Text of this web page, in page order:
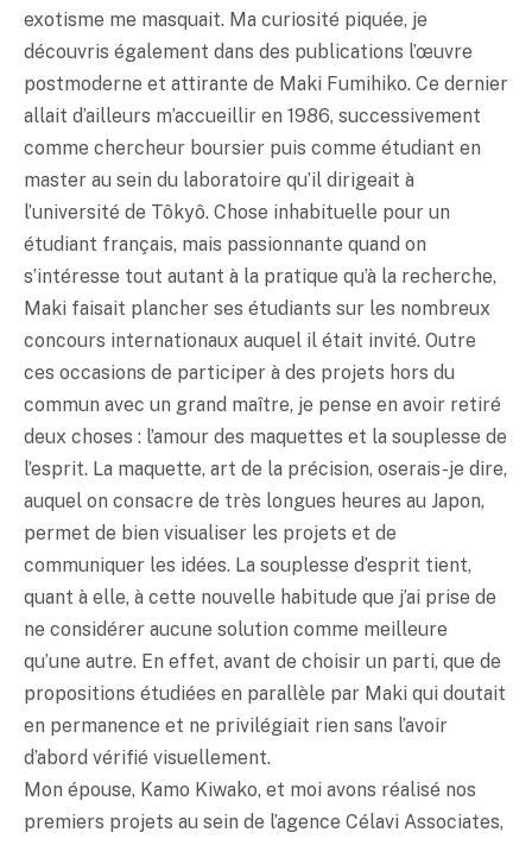
exotisme me masquait. Ma curiosité piquée, je
découvris également dans des publications l’œuvre
postmoderne et attirante de Maki Fumihiko. Ce dernier
allait d’ailleurs m’accueillir en 1986, successivement
comme chercheur boursier puis comme étudiant en
master au sein du laboratoire qu’il dirigeait à
l’université de Tôkyô. Chose inhabituelle pour un
étudiant français, mais passionnante quand on
s’intéresse tout autant à la pratique qu’à la recherche,
Maki faisait plancher ses étudiants sur les nombreux
concours internationaux auquel il était invité. Outre
ces occasions de participer à des projets hors du
commun avec un grand maître, je pense en avoir retiré
deux choses : l’amour des maquettes et la souplesse de
l’esprit. La maquette, art de la précision, oserais-je dire,
auquel on consacre de très longues heures au Japon,
permet de bien visualiser les projets et de
communiquer les idées. La souplesse d’esprit tient,
quant à elle, à cette nouvelle habitude que j’ai prise de
ne considérer aucune solution comme meilleure
qu’une autre. En effet, avant de choisir un parti, que de
propositions étudiées en parallèle par Maki qui doutait
en permanence et ne privilégiait rien sans l’avoir
d’abord vérifié visuellement.
Mon épouse, Kamo Kiwako, et moi avons réalisé nos
premiers projets au sein de l’agence Célavi Associates,